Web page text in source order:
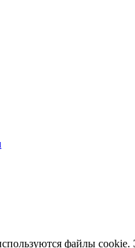
файлы